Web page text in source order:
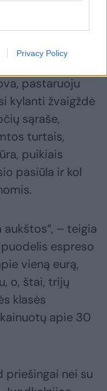
Privacy Policy
su
miestelį ir čia
viešbutį.
pastaruoju
kylanti žvaigždė
sąraše,
turtais,
puikiais
pasiūla ir kol
aukštos“, – teigia
espreso
vieną eurą,
o, štai, trijų
klasės
apie 30
priešingai nei su